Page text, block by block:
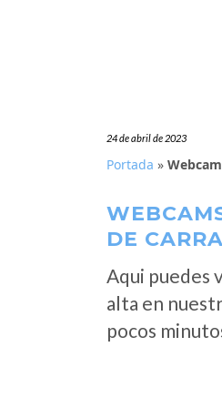
24 de abril de 2023
Portada »
DE
Aqui puedes
alta en
pocos